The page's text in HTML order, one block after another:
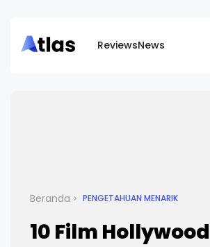
ReviewsNews
Beranda PENGETAHUAN MENARIK
10 Film Hollywood